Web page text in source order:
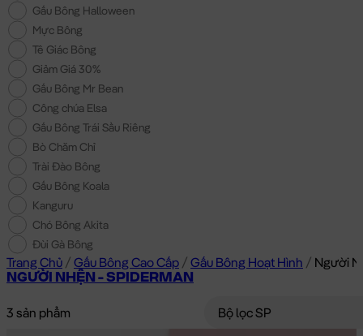
Gấu Bông Halloween
Mực Bông
Tê Giác Bông
Giảm Giá 30%
Gấu Bông Mr Bean
Công chúa Elsa
Gấu Bông Trái Sầu Riêng
Bò Chăm Chỉ
Trài Đào Bông
Gấu Bông Koala
Kanguru
Chó Bông Akita
Đùi Gà Bông
Trang Chủ / Gấu Bông Cao Cấp / Gấu Bông Hoạt Hình / Người
NGƯỜI NHỆN - SPIDERMAN
3 sản phẩm Bộ lọc SP